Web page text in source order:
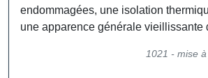
endommagées, une isolation
une apparence générale vieillissante
1021 - mise